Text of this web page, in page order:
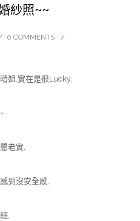
紗照~~
0 COMMENTS
/
姐,實在是很Lucky,
老實,
到沒安全感,
,